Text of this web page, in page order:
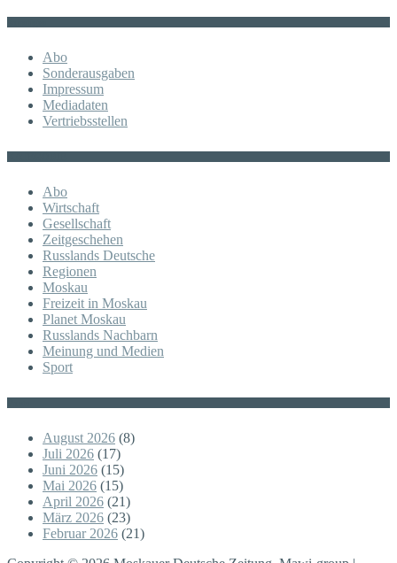
Abo
Sonderausgaben
Impressum
Mediadaten
Vertriebsstellen
Abo
Wirtschaft
Gesellschaft
Zeitgeschehen
Russlands Deutsche
Regionen
Moskau
Freizeit in Moskau
Planet Moskau
Russlands Nachbarn
Meinung und Medien
Sport
August 2026 (8)
Juli 2026 (17)
Juni 2026 (15)
Mai 2026 (15)
April 2026 (21)
März 2026 (23)
Februar 2026 (21)